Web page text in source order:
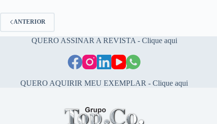
ANTERIOR
QUERO ASSINAR A REVISTA - Clique aqui
QUERO AQUIRIR MEU EXEMPLAR - Clique aqui